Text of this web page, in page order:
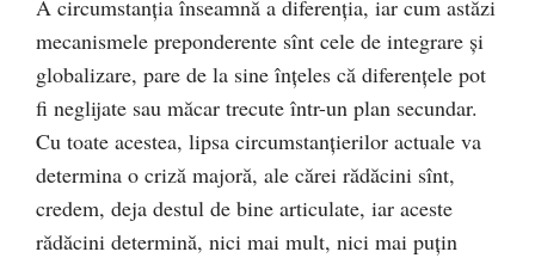
A circumstanţia înseamnă a diferenţia, iar cum astăzi
mecanismele preponderente sînt cele de integrare şi
globalizare, pare de la sine înţeles că diferenţele pot
fi neglijate sau măcar trecute într-un plan secundar.
Cu toate acestea, lipsa circumstanţierilor actuale va
determina o criză majoră, ale cărei rădăcini sînt,
credem, deja destul de bine articulate, iar aceste
rădăcini determină, nici mai mult, nici mai puţin